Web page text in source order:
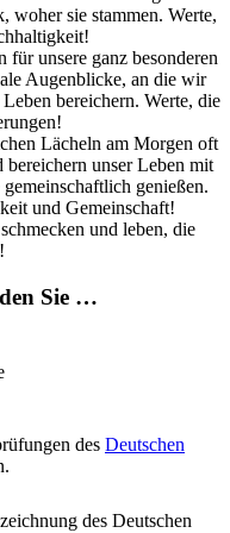
woher sie stammen. Werte,
unsere ganz besonderen
Augenblicke, an die wir
bereichern. Werte, die
Lächeln am Morgen oft
bereichern unser Leben mit
genießen.
und Gemeinschaft!
und leben, die
Sie …
des Deutschen
des Deutschen